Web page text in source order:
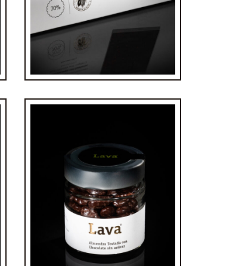
Tableta de chocolate 70%
frambuesa
4,80
Tarro almendra tostada &
chocolate sin azúcar